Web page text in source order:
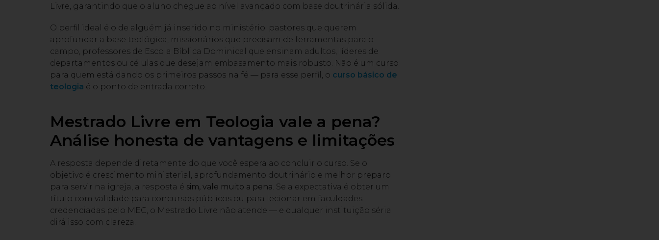
Livre, garantindo que o aluno chegue ao nível avançado com base doutrinária sólida.
O perfil ideal é o de alguém já inserido no ministério: pastores que querem
aprofundar a base teológica, missionários que precisam de ferramentas para o
campo, professores de Escola Bíblica Dominical que ensinam adultos, líderes de
departamentos ou células que desejam embasamento mais robusto. Não é um curso
para quem está dando os primeiros passos na fé — para esse perfil, o curso básico de
teologia é o ponto de entrada correto.
Mestrado Livre em Teologia vale a pena?
Análise honesta de vantagens e limitações
A resposta depende diretamente do que você espera ao concluir o curso. Se o
objetivo é crescimento ministerial, aprofundamento doutrinário e melhor preparo
para servir na igreja, a resposta é sim, vale muito a pena. Se a expectativa é obter um
título com validade para concursos públicos ou para lecionar em faculdades
credenciadas pelo MEC, o Mestrado Livre não atende — e qualquer instituição séria
dirá isso com clareza.